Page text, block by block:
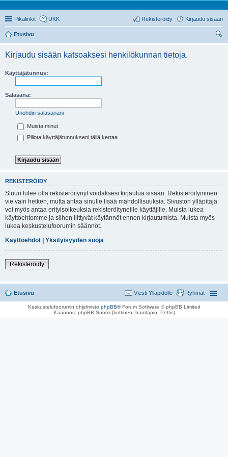
Pikalinkit UKK Kirjaudu sisään
Rekisteröidy
Etusivu
Kirjaudu sisään katsoaksesi henkilökunnan tietoja.
Käyttäjätunnus:
Salasana:
Unohdin salasanani
Muista minut
Piilota käyttäjätunnukseni tällä kertaa
REKISTERÖIDY
Sinun tulee olla rekisteröitynyt voidaksesi kirjautua sisään. Rekisteröityminen
vie vain hetken, mutta antaa sinulle lisää mahdollisuuksia. Sivuston ylläpitäjä
voi myös antaa erityisoikeuksia rekisteröityneille käyttäjille. Muista lukea
käyttöehtomme ja siihen liittyvät käytännöt ennen kirjautumista. Muista myös
lukea keskustelufoorumin säännöt.
Käyttöehdot | Yksityisyyden suoja
Rekisteröidy
Etusivu Ryhmät
Viesti Ylläpidolle
Keskustelufoorumin ohjelmisto phpBB® Forum Software © phpBB Limited
Käännös: phpBB Suomi (lurttinen, harritapio, Pettis)